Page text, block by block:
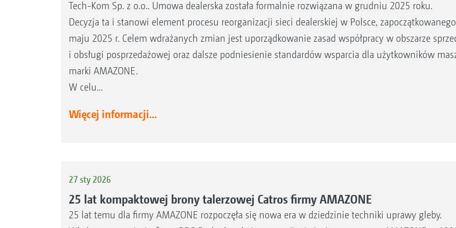
Tech-Kom Sp. z o.o.. Umowa dealerska została formalnie rozwiązana w grudniu 2025 roku.
Decyzja ta i stanowi element procesu reorganizacji sieci dealerskiej w Polsce,
maju 2025 r. Celem wdrażanych zmian jest uporządkowanie zasad współpracy w obszarze
i obsługi posprzedażowej oraz dalsze podniesienie standardów wsparcia dla użytkowników
marki AMAZONE.
W celu...
Więcej informacji...
27 sty 2026
25 lat kompaktowej brony talerzowej Catros firmy AMAZONE
25 lat temu dla firmy AMAZONE rozpoczęła się nowa era w dziedzinie techniki uprawy gleby.